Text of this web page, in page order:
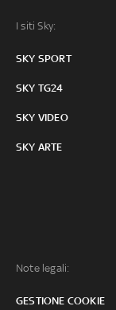
I siti Sky:
SKY SPORT
SKY TG24
SKY VIDEO
SKY ARTE
Note legali:
GESTIONE COOKIE